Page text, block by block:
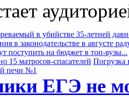
в убийстве 35-летней
в законодательстве в августе
поступить на бюджет в топ-вузы...
15 матросов-спасателей Погрузка
печи №1
ЕГЭ не